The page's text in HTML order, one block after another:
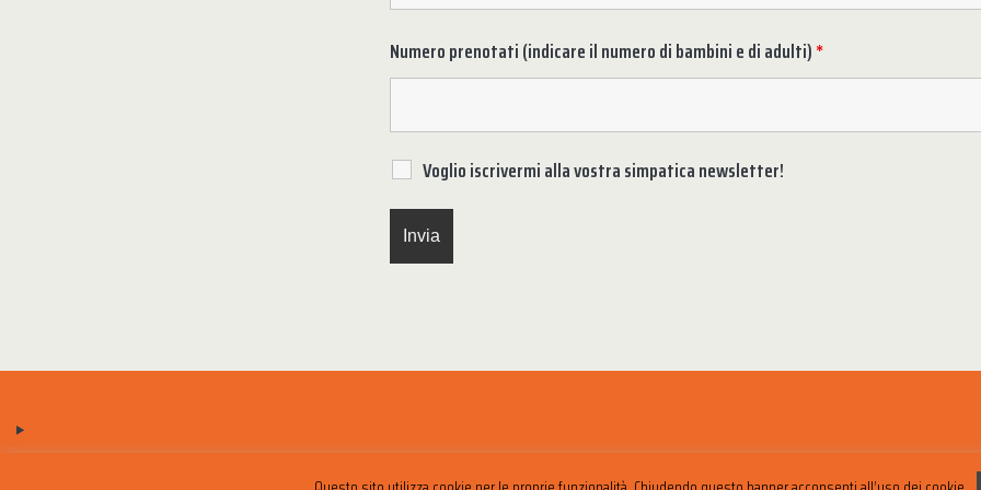
Numero prenotati (indicare il numero di bambini e di adulti)*
Voglio iscrivermi alla vostra simpatica newsletter!